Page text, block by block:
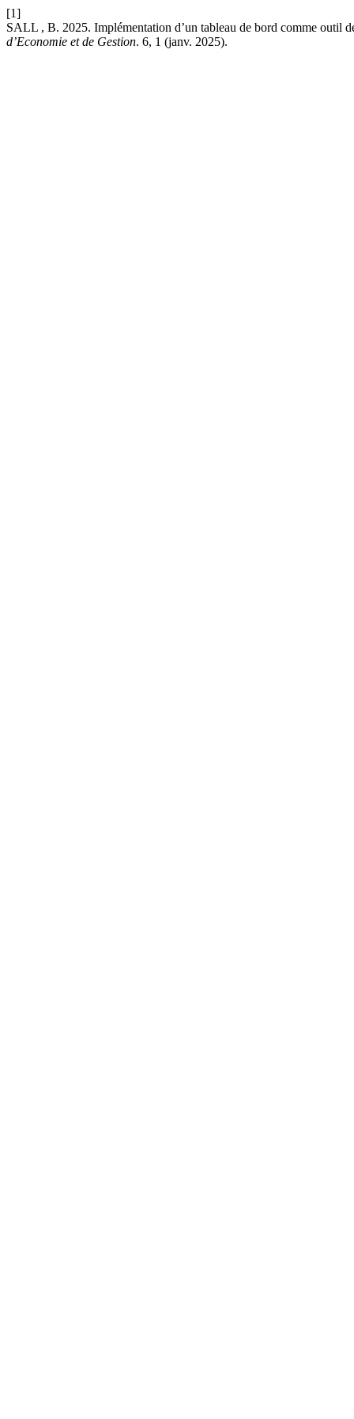
[1]
SALL , B. 2025. Implémentation d’un tableau de bord comme outil
d’Economie et de Gestion. 6, 1 (janv. 2025).